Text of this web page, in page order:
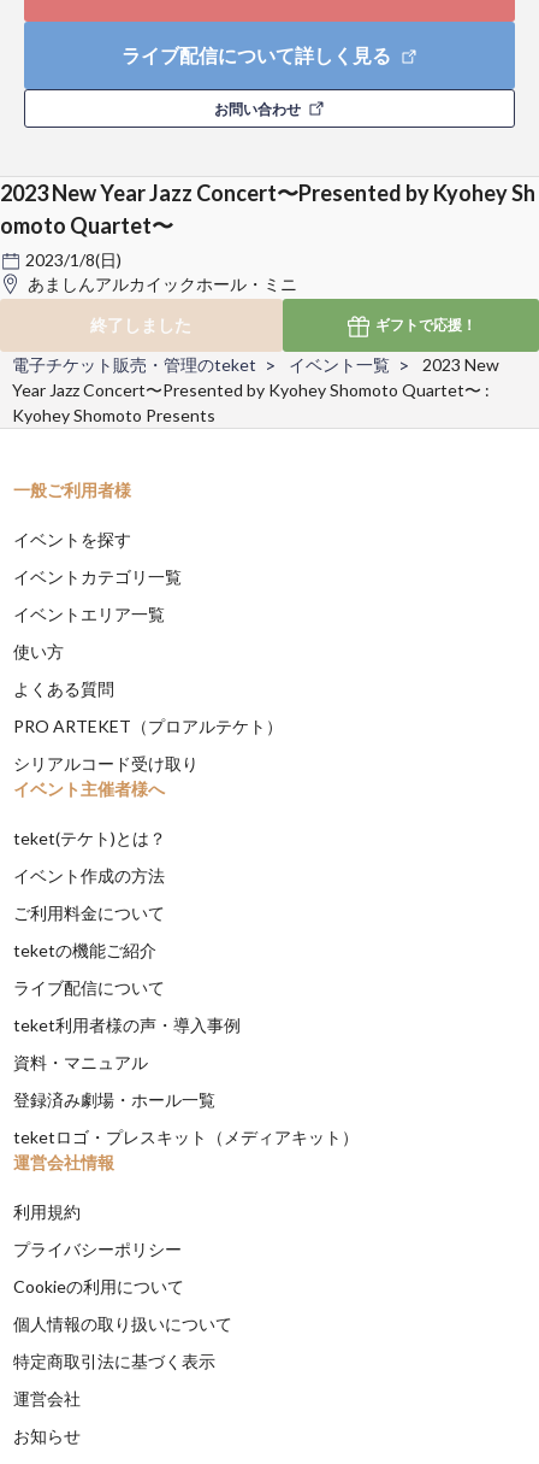
ライブ配信について詳しく見る
お問い合わせ
2023 New Year Jazz Concert〜Presented by Kyohey Sh
omoto Quartet〜
2023/1/8(日)
あましんアルカイックホール・ミニ
終了しました
ギフトで応援！
電子チケット販売・管理のteket イベント一覧
2023 New
Year Jazz Concert〜Presented by Kyohey Shomoto Quartet〜 :
Kyohey Shomoto Presents
一般ご利用者様
イベントを探す
イベントカテゴリ一覧
イベントエリア一覧
使い方
よくある質問
PRO ARTEKET（プロアルテケト）
シリアルコード受け取り
イベント主催者様へ
teket(テケト)とは？
イベント作成の方法
ご利用料金について
teketの機能ご紹介
ライブ配信について
teket利用者様の声・導入事例
資料・マニュアル
登録済み劇場・ホール一覧
teketロゴ・プレスキット（メディアキット）
運営会社情報
利用規約
プライバシーポリシー
Cookieの利用について
個人情報の取り扱いについて
特定商取引法に基づく表示
運営会社
お知らせ